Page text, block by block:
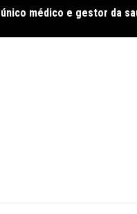
consciente e